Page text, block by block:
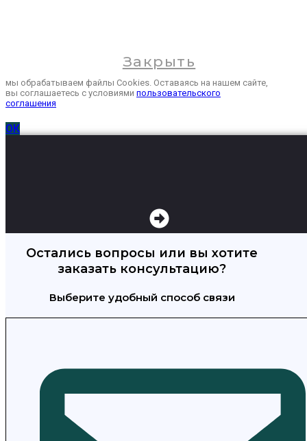
Закрыть
мы обрабатываем файлы Cookies. Оставаясь на нашем сайте,
вы соглашаетесь с условиями пользовательского
соглашения
ОК
Остались вопросы или вы хотите
заказать консультацию?
Выберите удобный способ связи